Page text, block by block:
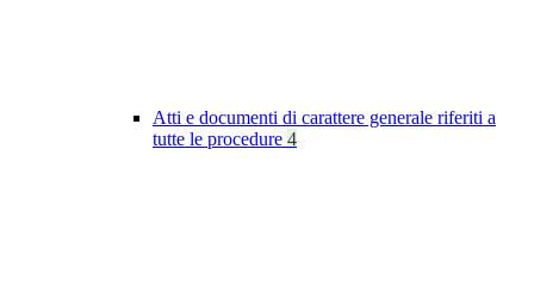
Atti e documenti di carattere generale riferiti a
tutte le procedure 4